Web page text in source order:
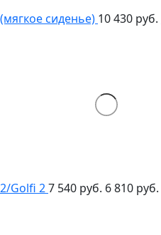
(мягкое сиденье) 10 430 руб.
2/Golfi 27 540 руб. 6 810 руб.